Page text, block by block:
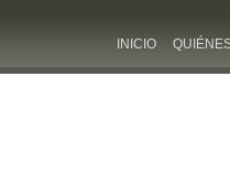
INICIO